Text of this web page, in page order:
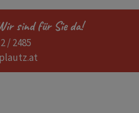
sind für Sie da!
/ 2485